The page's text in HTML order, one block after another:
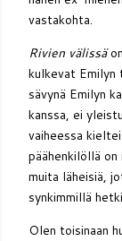
vastakohta.
Rivien välissä
kulkevat Emilyn
sävynä Emilyn
kanssa, ei
vaiheessa
päähenkilöllä
muita läheisiä,
synkimmillä
Olen toisinaan